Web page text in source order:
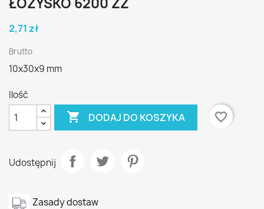
ŁOŻYSKO 6200 ZZ
2,71 zł
Brutto
10x30x9 mm
Ilość
 DODAJ DO KOSZYKA favorite_border
Udostępnij
Zasady dostaw